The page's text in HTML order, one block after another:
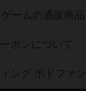
ームの通販商品
ポンについて
ング ボドファン